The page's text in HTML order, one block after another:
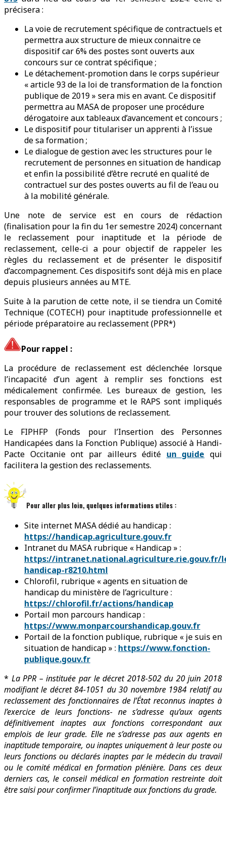
précisera :
La voie de recrutement spécifique de contractuels et
permettra aux structure de mieux connaitre ce
dispositif car 6% des postes sont ouverts aux
concours sur ce contrat spécifique ;
Le détachement-promotion dans le corps supérieur
« article 93 de la loi de transformation de la fonction
publique de 2019 » sera mis en avant. Ce dispositif
permettra au MASA de proposer une procédure
dérogatoire aux tableaux d’avancement et concours ;
Le dispositif pour titulariser un apprenti à l’issue
de sa formation ;
Le dialogue de gestion avec les structures pour le
recrutement de personnes en situation de handicap
et enfin la possibilité d’être recruté en qualité de
contractuel sur des postes ouverts au fil de l’eau ou
à la mobilité générale.
Une note de service est en cours de rédaction
(finalisation pour la fin du 1er semestre 2024) concernant
le reclassement pour inaptitude et la période de
reclassement, celle-ci a pour objectif de rappeler les
règles du reclassement et de présenter le dispositif
d’accompagnement. Ces dispositifs sont déjà mis en place
depuis plusieurs années au MTE.
Suite à la parution de cette note, il se tiendra un Comité
Technique (COTECH) pour inaptitude professionnelle et
période préparatoire au reclassement (PPR*)
Pour rappel :
La procédure de reclassement est déclenchée lorsque
l’incapacité d’un agent à remplir ses fonctions est
médicalement confirmée. Les bureaux de gestion, les
responsables de programme et le RAPS sont impliqués
pour trouver des solutions de reclassement.
Le FIPHFP (Fonds pour l’Insertion des Personnes
Handicapées dans la Fonction Publique) associé à Handi-
Pacte Occitanie ont par ailleurs édité un guide qui
facilitera la gestion des reclassements.
Pour aller plus loin, quelques informations utiles :
Site internet MASA dédié au handicap :
https://handicap.agriculture.gouv.fr
Intranet du MASA rubrique « Handicap » :
https://intranet.national.agriculture.rie.gouv.fr/
handicap-r8210.html
Chlorofil, rubrique « agents en situation de
handicap du ministère de l’agriculture :
https://chlorofil.fr/actions/handicap
Portail mon parcours handicap :
https://www.monparcourshandicap.gouv.fr
Portail de la fonction publique, rubrique « je suis en
situation de handicap » : https://www.fonction-
publique.gouv.fr
* La PPR – instituée par le décret 2018-502 du 20 juin 2018
modifiant le décret 84-1051 du 30 novembre 1984 relatif au
reclassement des fonctionnaires de l’État reconnus inaptes à
l’exercice de leurs fonctions- ne s’adresse qu’aux agents
définitivement inaptes aux fonctions correspondant aux
emplois de leur grade. Elle ne s’adresse pas aux agents en
inaptitude temporaire, ou inaptes uniquement à leur poste ou
leurs fonctions ou déclarés inaptes par le médecin du travail
ou le comité médical en formation plénière. Dans ces deux
derniers cas, le conseil médical en formation restreinte doit
être saisi pour confirmer l’inaptitude aux fonctions du grade.